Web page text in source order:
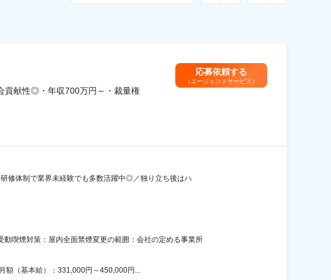
貢献性◎・年収700万円～・裁量権
応募依頼する
（エージェントサービス）
修体制で業界未経験でも多数活躍中◎／独り立ち後はハ
喫煙対策：屋内全面禁煙変更の範囲：会社の定める事業所
額（基本給）：331,000円～450,000円...